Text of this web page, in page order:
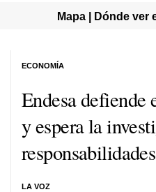
Mapa | Dónde ver
Endesa defiende
y espera la
responsabilidades
LA VOZ
ECONOMÍA